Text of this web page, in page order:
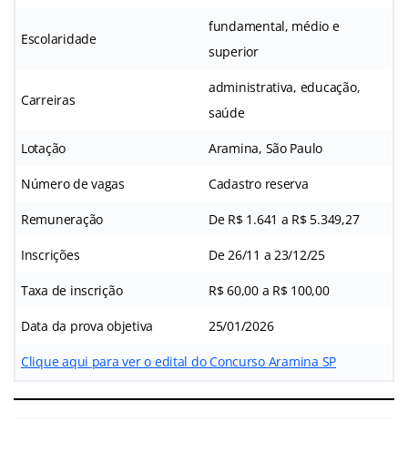
Escolaridade
fundamental, médio e
superior
Carreiras
administrativa, educação,
saúde
Lotação Aramina, São Paulo
Número de vagas Cadastro reserva
Remuneração De R$ 1.641 a R$ 5.349,27
Inscrições De 26/11 a 23/12/25
Taxa de inscrição R$ 60,00 a R$ 100,00
Data da prova objetiva 25/01/2026
Clique aqui para ver o edital do Concurso Aramina SP